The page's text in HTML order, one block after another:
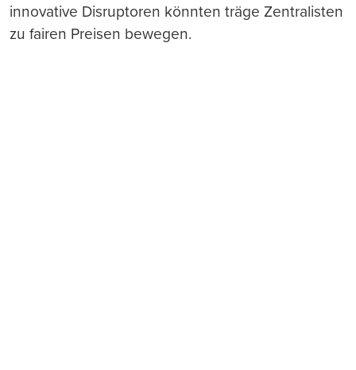
innovative Disruptoren könnten träge Zentralisten
zu fairen Preisen bewegen.